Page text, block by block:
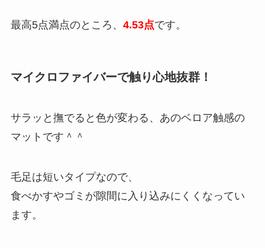
最高5点満点のところ、 4.53点です。
マイクロファイバーで触り心地抜群！
サラッと撫でると色が変わる、あのベロア触感の
マットです＾＾
毛足は短いタイプなので、
食べかすやゴミが隙間に入り込みにくくなってい
ます。